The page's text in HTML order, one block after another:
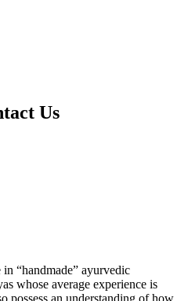
Us
“handmade” ayurvedic
whose average experience is
possess an understanding of how